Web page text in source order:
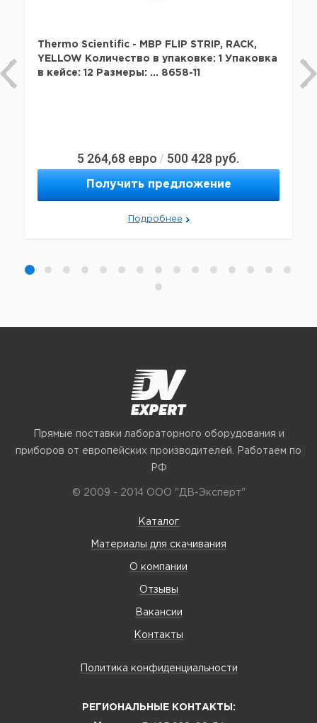
Thermo Scientific - MBP FLIP STRIP, RACK,
YELLOW Количество в упаковке: 1 Упаковка
в кейсе: 12 Размеры: ... 8658-11
5 264,68 евро / 500 428 руб.
Получить предложение
Подробнее
Прямые поставки лабораторного оборудования и
приборов от европейских производителей. Работаем по
РФ
© 2009 - 2014 ООО "ДВ-Эксперт"
Каталог
Материалы для скачивания
О компании
Отзывы
Вакансии
Контакты
Политика конфиденциальности
РЕГИОНАЛЬНЫЕ КОНТАКТЫ: